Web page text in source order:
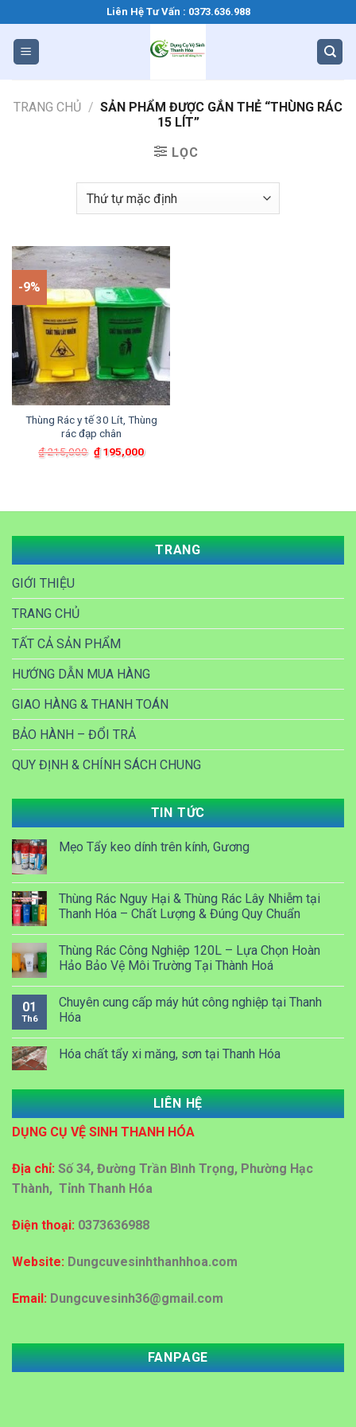
qua
dung
Liên Hệ Tư Vấn : 0373.636.988
TRANG CHỦ / SẢN PHẨM ĐƯỢC GẮN THẺ “THÙNG RÁC
15 LÍT”
LỌC
-9%
Thùng Rác y tế 30 Lít, Thùng
rác đạp chân
₫215,000 Giá
gốc
₫195,000Giá
hiện
TRANG
GIỚI THIỆU
TRANG CHỦ
TẤT CẢ SẢN PHẨM
HƯỚNG DẪN MUA HÀNG
GIAO HÀNG & THANH TOÁN
BẢO HÀNH – ĐỔI TRẢ
QUY ĐỊNH & CHÍNH SÁCH CHUNG
TIN TỨC
Mẹo Tẩy keo dính trên kính, Gương
Thùng Rác Nguy Hại & Thùng Rác Lây Nhiễm tại
Thanh Hóa – Chất Lượng & Đúng Quy Chuẩn
Thùng Rác Công Nghiệp 120L – Lựa Chọn Hoàn
Hảo Bảo Vệ Môi Trường Tại Thành Hoá
01
Th6
Chuyên cung cấp máy hút công nghiệp tại Thanh
Hóa
Hóa chất tẩy xi măng, sơn tại Thanh Hóa
Dung dịch Lau kính công nghiệp tại Thanh Hóa
Mua bán thùng rác ở Thanh Hoá
Đại lý mua bán thùng rác nhựa 60 lít ,120 lít tại
LIÊN HỆ
DỤNG CỤ VỆ SINH THANH HÓA
Địa chỉ: Số 34, Đường Trần Bình Trọng, Phường Hạc
Thành, Tỉnh Thanh Hóa
Điện thoại: 0373636988
Website: Dungcuvesinhthanhhoa.com
Email: Dungcuvesinh36@gmail.com
FANPAGE